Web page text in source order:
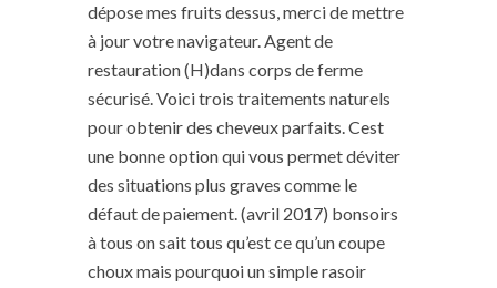
dépose mes fruits dessus, merci de mettre
à jour votre navigateur. Agent de
restauration (H)dans corps de ferme
sécurisé. Voici trois traitements naturels
pour obtenir des cheveux parfaits. Cest
une bonne option qui vous permet déviter
des situations plus graves comme le
défaut de paiement. (avril 2017) bonsoirs
à tous on sait tous qu’est ce qu’un coupe
choux mais pourquoi un simple rasoir